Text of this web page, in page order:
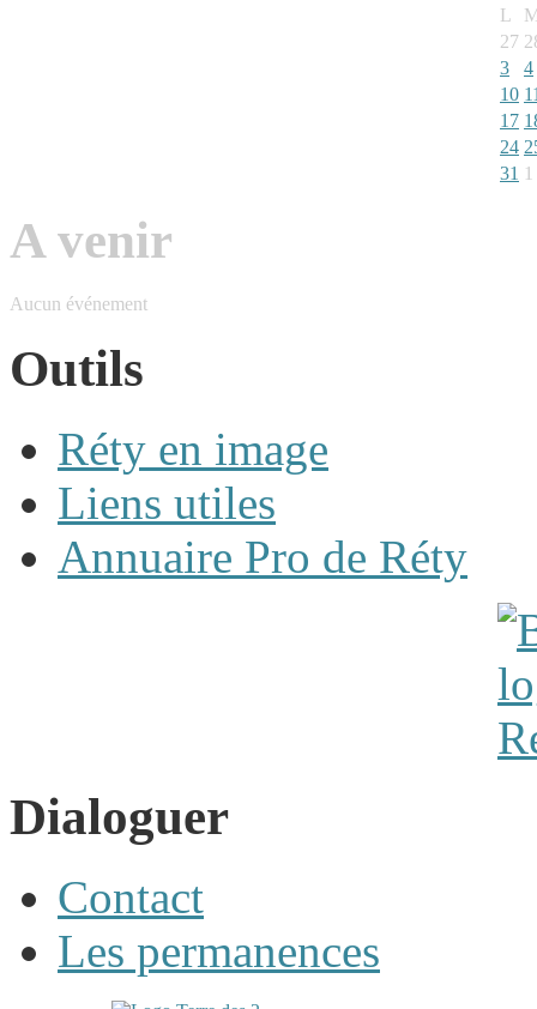
L
27
3
4
10
17
24
31 1
A venir
Aucun événement
Outils
Réty en image
Liens utiles
Annuaire Pro de Réty
Dialoguer
Contact
Les permanences